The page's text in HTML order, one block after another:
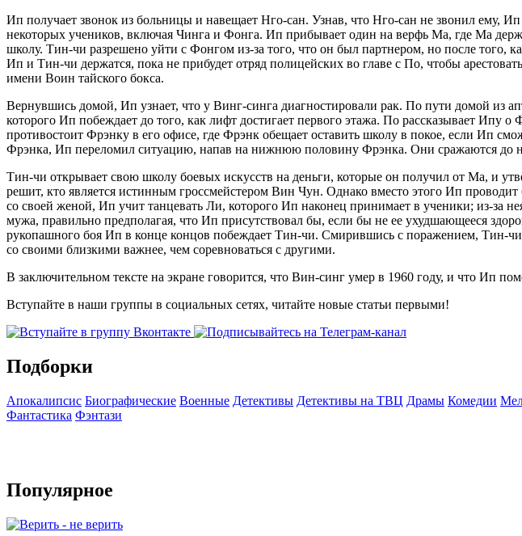
Ип получает звонок из больницы и навещает Нго-сан. Узнав, что Нго-сан не звонил ему,
некоторых учеников, включая Чинга и Фонга. Ип прибывает один на верфь Ма, где Ма
школу. Тин-чи разрешено уйти с Фонгом из-за того, что он был партнером, но после того,
Ип и Тин-чи держатся, пока не прибудет отряд полицейских во главе с По, чтобы
имени Воин тайского бокса.
Вернувшись домой, Ип узнает, что у Винг-синга диагностировали рак. По пути домой из
которого Ип побеждает до того, как лифт достигает первого этажа. По рассказывает
противостоит Фрэнку в его офисе, где Фрэнк обещает оставить школу в покое, если Ип
Фрэнка, Ип переломил ситуацию, напав на нижнюю половину Фрэнка. Они сражаются до
Тин-чи открывает свою школу боевых искусств на деньги, которые он получил от Ма, и
решит, кто является истинным гроссмейстером Вин Чун. Однако вместо этого Ип
со своей женой, Ип учит танцевать Ли, которого Ип наконец принимает в ученики; из-за
мужа, правильно предполагая, что Ип присутствовал бы, если бы не ее ухудшающееся
рукопашного боя Ип в конце концов побеждает Тин-чи. Смирившись с поражением, Тин-
со своими близкими важнее, чем соревноваться с другими.
В заключительном тексте на экране говорится, что Вин-синг умер в 1960 году, и что Ип
Вступайте в наши группы в социальных сетях, читайте новые статьи первыми!
Подборки
Апокалипсис Биографические Военные Детективы Детективы на ТВЦ Драмы Комедии
Фантастика Фэнтази
Популярное